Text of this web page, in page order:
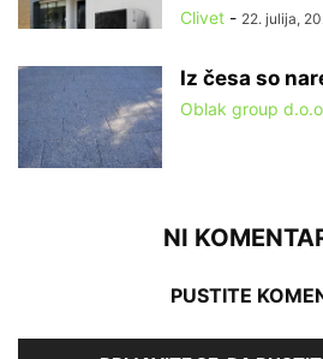
Clivet - 22. julija,
Iz česa so
Oblak group
NI
PUSTITE